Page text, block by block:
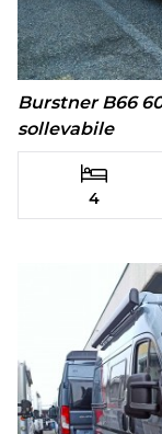
Burstner B66
sollevabile
4